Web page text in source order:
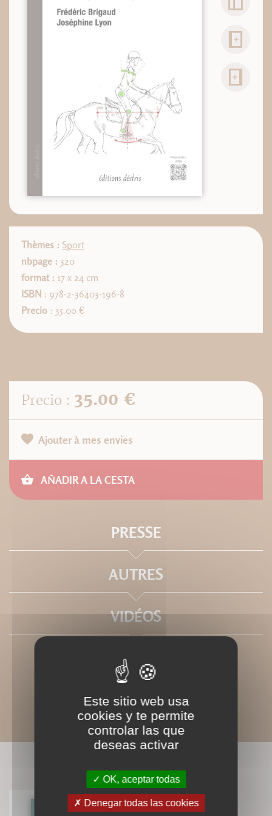
Thèmes : Sport
nbpage : 320
format : 17 x 24 cm
ISBN : 978-2-36403-196-8
Precio : 35.00 €
Precio : 35.00 €
Ajouter à mes envies
AÑADIR A LA CESTA
PRESSE
AUTRES
VIDÉOS
LIVRES ASSOCIÉS
Este sitio web usa
cookies y te permite
controlar las que
deseas activar
OK, aceptar todas
Denegar todas las cookies